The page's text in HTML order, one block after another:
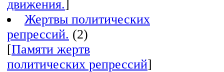
движения.]
Жертвы политических
репрессий. (2)
[Памяти жертв
политических репрессий]